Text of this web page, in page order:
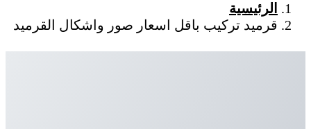
الرئيسية
قرميد تركيب باقل اسعار صور واشكال القرميد